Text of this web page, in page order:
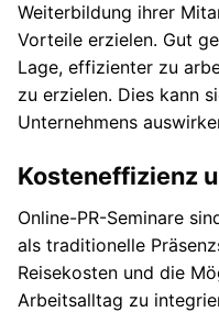
Weiterbildung ihrer
Vorteile erzielen. Gut
Lage, effizienter zu
zu erzielen. Dies kann
Unternehmens
Kosteneffizienz
Online-PR-Seminare
als traditionelle
Reisekosten und die
Arbeitsalltag zu